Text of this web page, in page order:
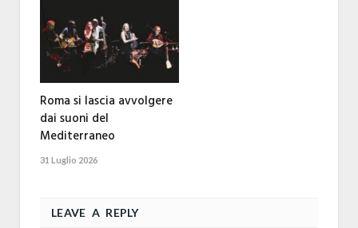
Roma si lascia avvolgere
dai suoni del
Mediterraneo
31 Luglio 2026
LEAVE A REPLY